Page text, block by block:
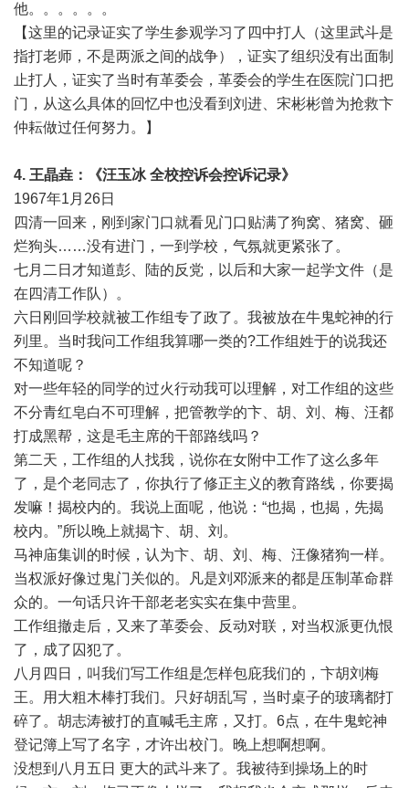
他。。。。。。
【这里的记录证实了学生参观学习了四中打人（这里武斗是
指打老师，不是两派之间的战争），证实了组织没有出面制
止打人，证实了当时有革委会，革委会的学生在医院门口把
门，从这么具体的回忆中也没看到刘进、宋彬彬曾为抢救卞
仲耘做过任何努力。】
4. 王晶垚：《汪玉冰 全校控诉会控诉记录》
1967年1月26日
四清一回来，刚到家门口就看见门口贴满了狗窝、猪窝、砸
烂狗头……没有进门，一到学校，气氛就更紧张了。
七月二日才知道彭、陆的反党，以后和大家一起学文件（是
在四清工作队）。
六日刚回学校就被工作组专了政了。我被放在牛鬼蛇神的行
列里。当时我问工作组我算哪一类的?工作组姓于的说我还
不知道呢？
对一些年轻的同学的过火行动我可以理解，对工作组的这些
不分青红皂白不可理解，把管教学的卞、胡、刘、梅、汪都
打成黑帮，这是毛主席的干部路线吗？
第二天，工作组的人找我，说你在女附中工作了这么多年
了，是个老同志了，你执行了修正主义的教育路线，你要揭
发嘛！揭校内的。我说上面呢，他说：“也揭，也揭，先揭
校内。”所以晚上就揭卞、胡、刘。
马神庙集训的时候，认为卞、胡、刘、梅、汪像猪狗一样。
当权派好像过鬼门关似的。凡是刘邓派来的都是压制革命群
众的。一句话只许干部老老实实在集中营里。
工作组撤走后，又来了革委会、反动对联，对当权派更仇恨
了，成了囚犯了。
八月四日，叫我们写工作组是怎样包庇我们的，卞胡刘梅
王。用大粗木棒打我们。只好胡乱写，当时桌子的玻璃都打
碎了。胡志涛被打的直喊毛主席，又打。6点，在牛鬼蛇神
登记簿上写了名字，才许出校门。晚上想啊想啊。
没想到八月五日 更大的武斗来了。我被待到操场上的时